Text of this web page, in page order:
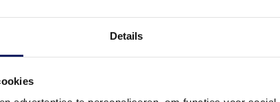
Details